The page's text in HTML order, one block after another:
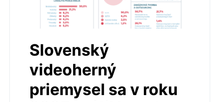
Slovenský
videoherný
priemysel sa v roku